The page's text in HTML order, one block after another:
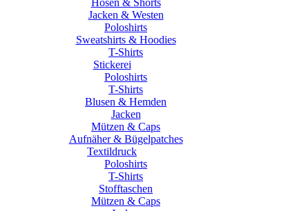
Hosen & Shorts
Jacken & Westen
Poloshirts
Sweatshirts & Hoodies
T-Shirts
Stickerei
Poloshirts
T-Shirts
Blusen & Hemden
Jacken
Mützen & Caps
Aufnäher & Bügelpatches
Textildruck
Poloshirts
T-Shirts
Stofftaschen
Mützen & Caps